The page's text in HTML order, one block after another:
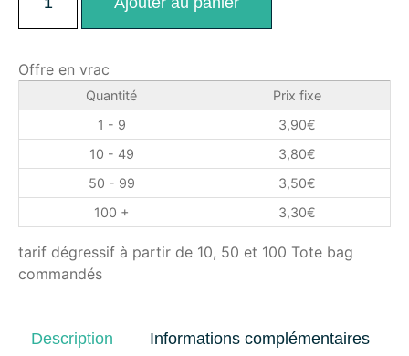
Offre en vrac
Quantité
Prix fixe
1 - 9
3,90€
10 - 49
3,80€
50 - 99
3,50€
100 +
3,30€
tarif dégressif à partir de 10, 50 et 100 Tote bag
commandés
Description Informations complémentaires